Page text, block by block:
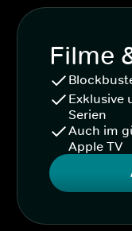
Filme
Exklusive
Serien
Auch im
Apple TV